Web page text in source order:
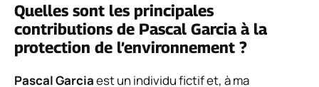
Quelles sont les principales
contributions de Pascal Garcia à la
protection de l’environnement ?
Pascal Garciaest un individu fictif et, à ma